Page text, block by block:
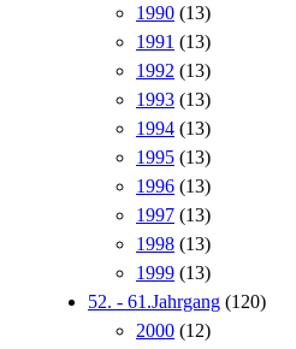
1990 (13)
1991 (13)
1992 (13)
1993 (13)
1994 (13)
1995 (13)
1996 (13)
1997 (13)
1998 (13)
1999 (13)
52. - 61.Jahrgang (120)
2000 (12)